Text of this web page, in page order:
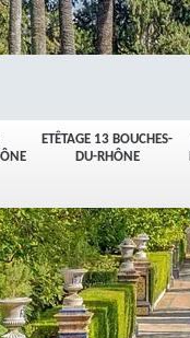
ETÊTAGE 13 BOUCHES-
DU-RHÔNE